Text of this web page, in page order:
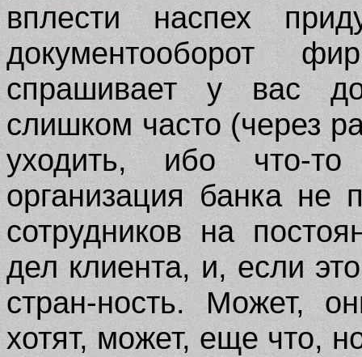
вплести наспех
документооборот
спрашивает у вас
слишком часто (через
уходить, ибо что-
организация банка не
сотрудников на
дел клиента, и, если
стран-ность. Может,
хотят, может, еще что,